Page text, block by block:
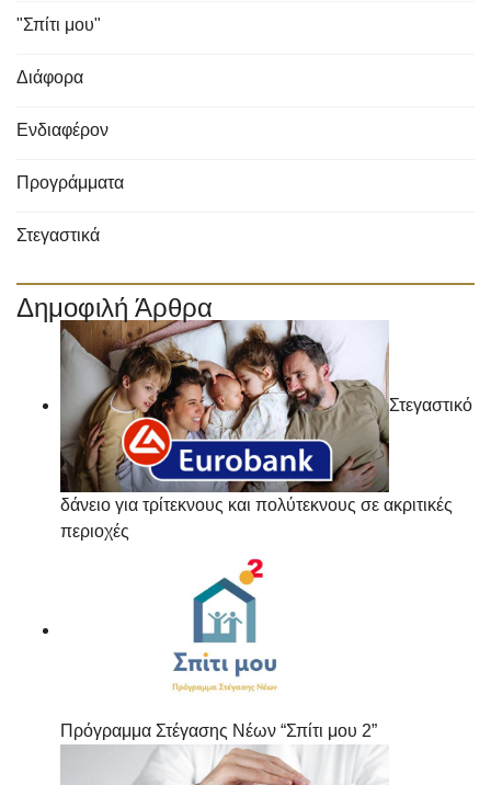
"Σπίτι μου"
Διάφορα
Ενδιαφέρον
Προγράμματα
Στεγαστικά
Δημοφιλή Άρθρα
Στεγαστικό
δάνειο για τρίτεκνους και πολύτεκνους σε ακριτικές
περιοχές
Πρόγραμμα Στέγασης Νέων “Σπίτι μου 2”